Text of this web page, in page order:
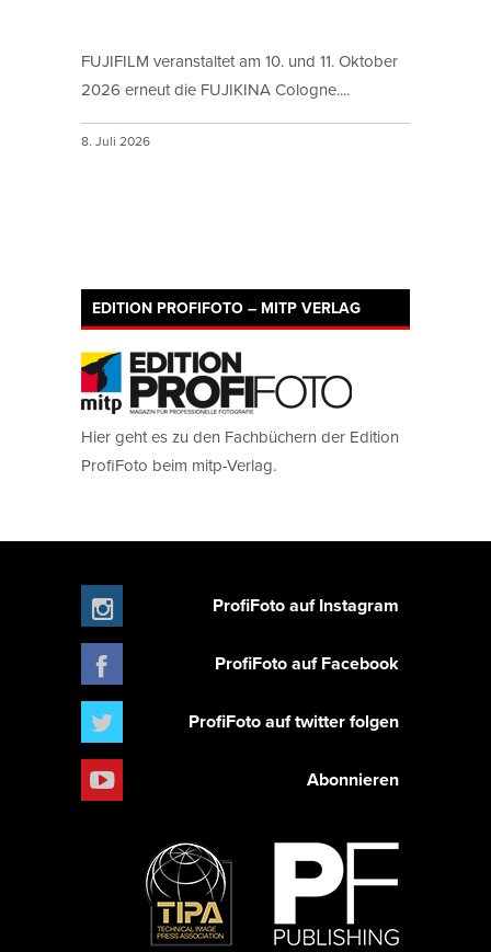
FUJIFILM veranstaltet am 10. und 11. Oktober
2026 erneut die FUJIKINA Cologne....
8. Juli 2026
EDITION PROFIFOTO – MITP VERLAG
Hier geht es zu den Fachbüchern der Edition
ProfiFoto beim mitp-Verlag.
ProfiFoto auf Instagram
ProfiFoto auf Facebook
ProfiFoto auf twitter folgen
Abonnieren